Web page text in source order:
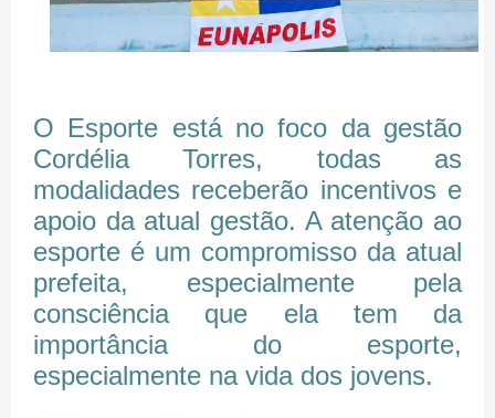
O Esporte está no foco da gestão
Cordélia Torres, todas as
modalidades receberão incentivos e
apoio da atual gestão. A atenção ao
esporte é um compromisso da atual
prefeita, especialmente pela
consciência que ela tem da
importância do esporte,
especialmente na vida dos jovens.